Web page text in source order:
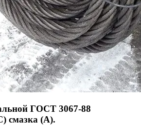
ГОСТ 3067-88
смазка (А).